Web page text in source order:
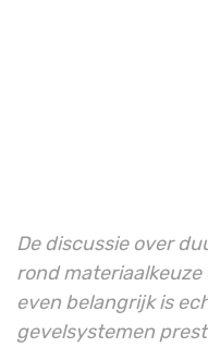
De discussie over
rond materiaalkeuze
even belangrijk is
gevelsystemen